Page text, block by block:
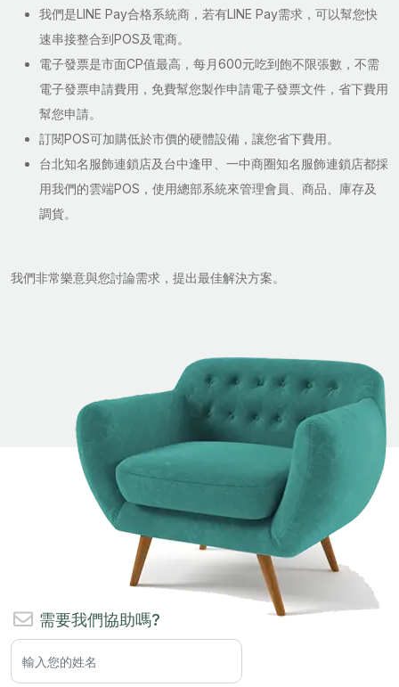
我們是LINE Pay合格系統商，若有LINE Pay需求，可以幫您快
速串接整合到POS及電商。
電子發票是市面CP值最高，每月600元吃到飽不限張數，不需
電子發票申請費用，免費幫您製作申請電子發票文件，省下費用
幫您申請。
訂閱POS可加購低於市價的硬體設備，讓您省下費用。
台北知名服飾連鎖店及台中逢甲、一中商圈知名服飾連鎖店都採
用我們的雲端POS，使用總部系統來管理會員、商品、庫存及
調貨。
我們非常樂意與您討論需求，提出最佳解決方案。
需要我們協助嗎?